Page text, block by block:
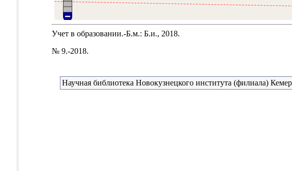
Учет в образовании.-Б.м.: Б.и., 2018.
№ 9.-2018.
Научная библиотека Новокузнецкого института (филиала)